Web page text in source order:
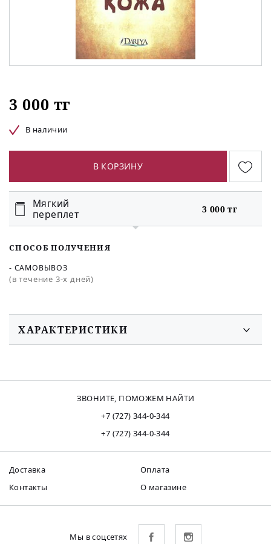
3 000 тг
В наличии
В КОРЗИНУ
Мягкий
переплет
3 000 тг
СПОСОБ ПОЛУЧЕНИЯ
- САМОВЫВОЗ
(в течение 3-х дней)
ХАРАКТЕРИСТИКИ
ЗВОНИТЕ, ПОМОЖЕМ НАЙТИ
+7 (727) 344-0-344
+7 (727) 344-0-344
Доставка
Оплата
Контакты
О магазине
Мы в соцсетях